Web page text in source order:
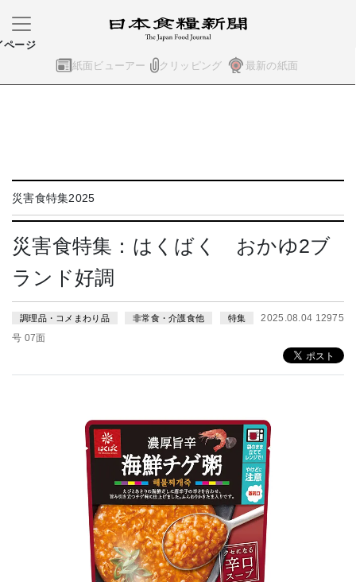
紙面ビューアー クリッピング 最新の紙面
ページ
災害食特集2025
災害食特集：はくばく おかゆ2ブ
ランド好調
調理品・コメまわり品 非常食・介護食他 特集
2025.08.04 12975
号 07面